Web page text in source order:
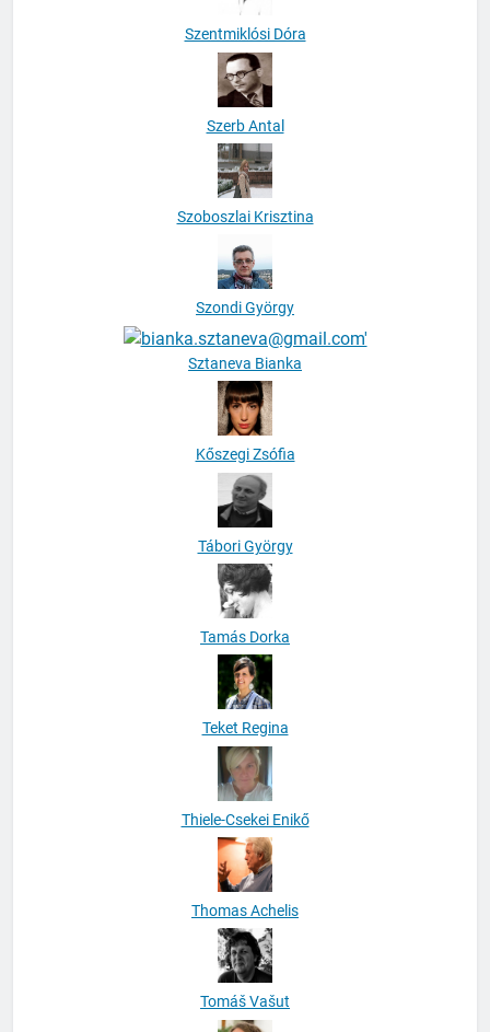
Szentmiklósi Dóra
Szerb Antal
Szoboszlai Krisztina
Szondi György
Sztaneva Bianka
Kőszegi Zsófia
Tábori György
Tamás Dorka
Teket Regina
Thiele-Csekei Enikő
Thomas Achelis
Tomáš Vašut